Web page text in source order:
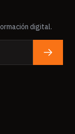
digital.